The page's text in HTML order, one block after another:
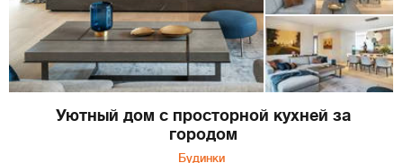
Уютный дом с просторной кухней за
городом
Будинки